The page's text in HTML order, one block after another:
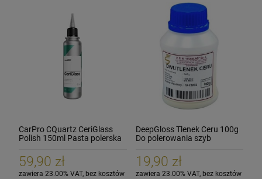
CarPro CQuartz CeriGlass
Polish 150ml Pasta polerska
59,90 zł
zawiera 23.00% VAT, bez kosztów
DeepGloss Tlenek Ceru 100g
Do polerowania szyb
19,90 zł
zawiera 23.00% VAT, bez kosztów